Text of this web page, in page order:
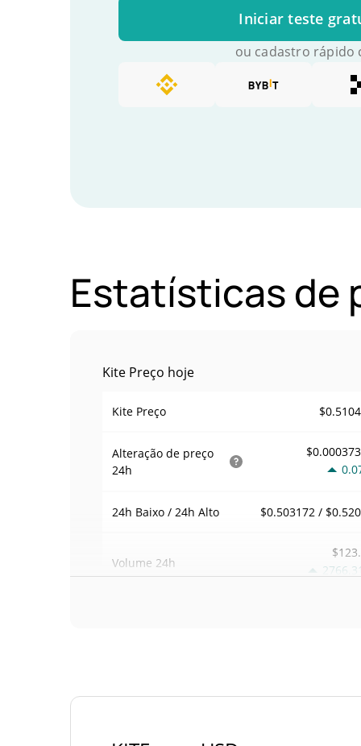
Iniciar teste
ou cadastro rápido
Estatísticas de
Kite Preço hoje
Kite Preço
Alteração de preço
24h
24h Baixo / 24h Alto $0.503172 /
Volume 24h